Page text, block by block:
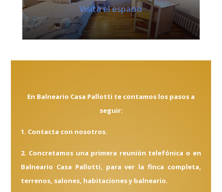
Visita el espacio
En Balneario Casa Pallotti te contamos los pasos a
seguir:
1. Contacta con nosotros.
2. Concretamos una primera reunión telefónica o en
Balneario Casa Pallotti, para ver la finca completa,
terrenos, salones, habitaciones y balneario.